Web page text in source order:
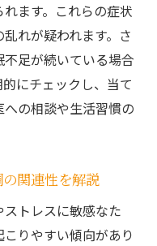
ます。これらの症状
れが疑われます。さ
足が続いている場合
にチェックし、当て
の相談や生活習慣の
関連性を解説
トレスに敏感なた
りやすい傾向があり